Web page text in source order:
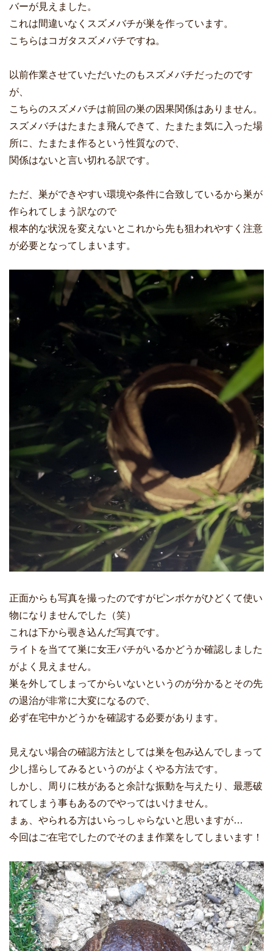
バーが見えました。
これは間違いなくスズメバチが巣を作っています。
こちらはコガタスズメバチですね。
以前作業させていただいたのもスズメバチだったのです
が、
こちらのスズメバチは前回の巣の因果関係はありません。
スズメバチはたまたま飛んできて、たまたま気に入った場
所に、たまたま作るという性質なので、
関係はないと言い切れる訳です。
ただ、巣ができやすい環境や条件に合致しているから巣が
作られてしまう訳なので
根本的な状況を変えないとこれから先も狙われやすく注意
が必要となってしまいます。
正面からも写真を撮ったのですがピンボケがひどくて使い
物になりませんでした（笑）
これは下から覗き込んだ写真です。
ライトを当てて巣に女王バチがいるかどうか確認しました
がよく見えません。
巣を外してしまってからいないというのが分かるとその先
の退治が非常に大変になるので、
必ず在宅中かどうかを確認する必要があります。
見えない場合の確認方法としては巣を包み込んでしまって
少し揺らしてみるというのがよくやる方法です。
しかし、周りに枝があると余計な振動を与えたり、最悪破
れてしまう事もあるのでやってはいけません。
まぁ、やられる方はいらっしゃらないと思いますが…
今回はご在宅でしたのでそのまま作業をしてしまいます！